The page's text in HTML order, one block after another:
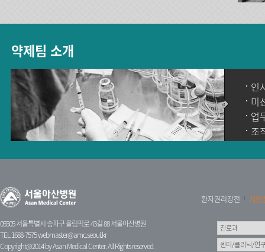
약제팀 소개
인
미
업
조
05505 서울특별시 송파구 올림픽로 43길 88 서울아산병원
TEL 1688-7575webmaster@amc.seoul.kr
Copyright@2014 by Asan Medical Center. All Rights reserved.
환자권리장전 개인